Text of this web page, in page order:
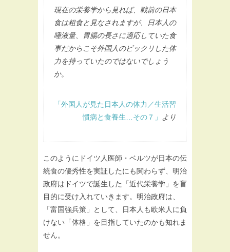
現在の栄養学から見れば、戦前の日本
食は粗食と見なされますが、日本人の
唾液量、胃腸の長さに適応していた食
事だからこそ外国人のビックリした体
力を持っていたのではないでしょう
か。
「外国人が見た日本人の体力／生活習
慣病と食養生…その７」
より
このようにドイツ人医師・ベルツが日本の伝
統食の優秀性を実証したにも関わらず、明治
政府はドイツで誕生した「近代栄養学」を盲
目的に受け入れていきます。明治政府は、
「富国強兵策」として、日本人も欧米人に負
けない「体格」を目指していたのかも知れま
せん。